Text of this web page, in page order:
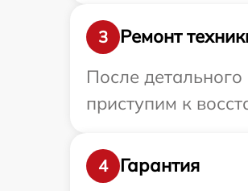
3
Ремонт
После
приступим к
4
Гарантия